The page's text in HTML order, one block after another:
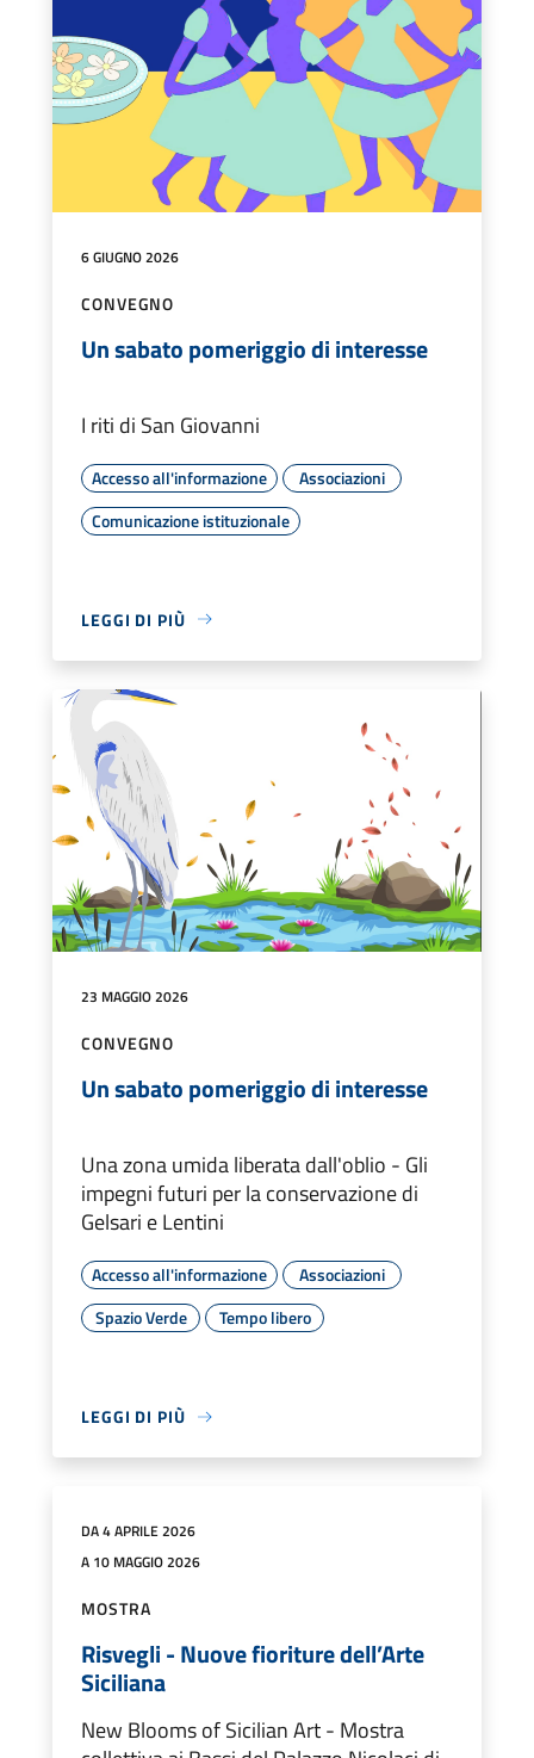
6 GIUGNO 2026
CONVEGNO
Un sabato pomeriggio di interesse
I riti di San Giovanni
Accesso all'informazione
Associazioni
Comunicazione istituzionale
LEGGI DI PIÙ
23 MAGGIO 2026
CONVEGNO
Un sabato pomeriggio di interesse
Una zona umida liberata dall'oblio - Gli
impegni futuri per la conservazione di
Gelsari e Lentini
Accesso all'informazione
Associazioni
Spazio Verde
Tempo libero
LEGGI DI PIÙ
DA 4 APRILE 2026
A 10 MAGGIO 2026
MOSTRA
Risvegli - Nuove fioriture dell’Arte
Siciliana
New Blooms of Sicilian Art - Mostra